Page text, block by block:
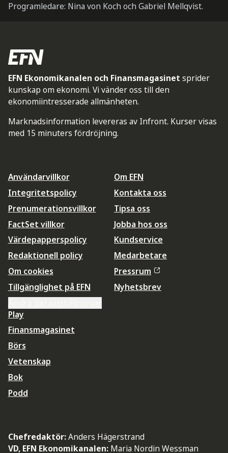
Programledare: Nina von Koch och Gabriel Mellqvist.
EFN Ekonomikanalen och Finansmagasinet sprider
kunskap om ekonomi. Vi vänder oss till den
ekonomiintresserade allmänheten.
Marknadsinformation levereras av Infront. Kurser visas
med 15 minuters fördröjning.
Användarvillkor
Integritetspolicy
Prenumerationsvillkor
FactSet villkor
Värdepapperspolicy
Redaktionell policy
Om cookies
Tillgänglighet på EFN
Om EFN
Kontakta oss
Tipsa oss
Jobba hos oss
Kundservice
Medarbetare
Pressrum
Nyhetsbrev
Play
Finansmagasinet
Börs
Vetenskap
Bok
Podd
Chefredaktör:Anders Hägerstrand
VD, EFN Ekonomikanalen: Maria Nordin Wessman